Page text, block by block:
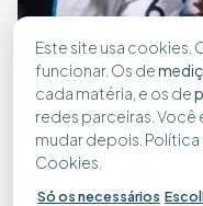
Este site usa cookies.
funcionar. Os de
cada matéria, e os de
redes parceiras.
mudar depois.
Cookies.
Só os necessários